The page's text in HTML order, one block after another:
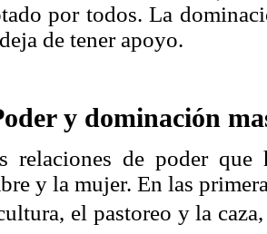
por todos. La
de tener apoyo.
y dominación
relaciones de poder
y la mujer. En las
el pastoreo y la